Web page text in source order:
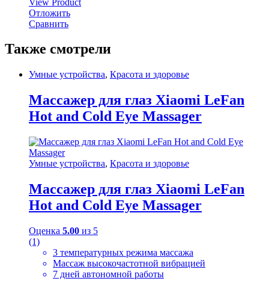
Отложить
Сравнить
Также смотрели
Умные устройства, Красота и здоровье
Массажер для глаз Xiaomi LeFan
Hot and Cold Eye Massager
Умные устройства, Красота и здоровье
Массажер для глаз Xiaomi LeFan
Hot and Cold Eye Massager
Оценка 5.00 из 5
(1)
3 температурных режима массажа
Массаж высокочастотной вибрацией
7 дней автономной работы